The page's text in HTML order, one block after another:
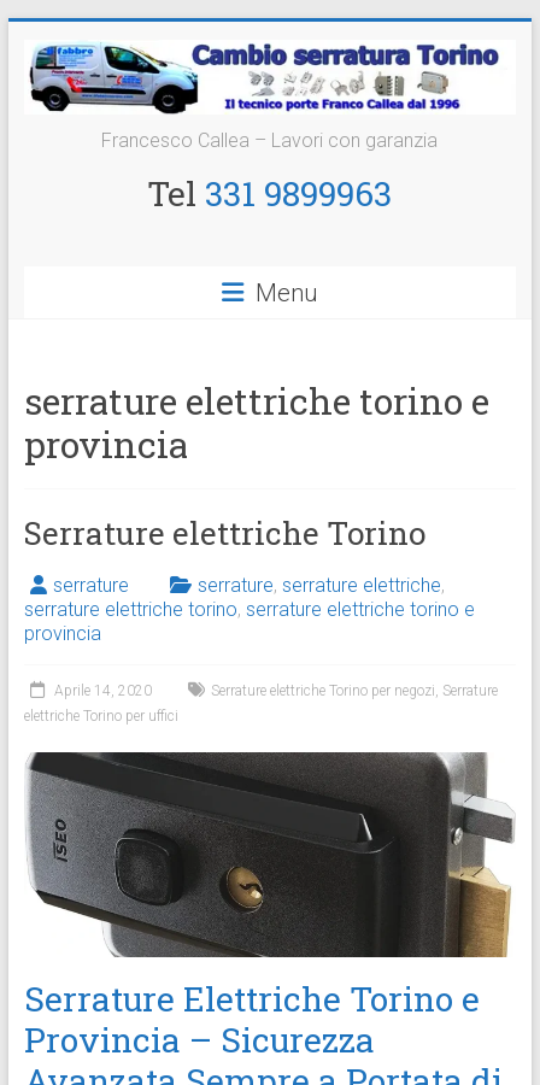
contenuto
Cambio
Serratura
Francesco Callea – Lavori con garanzia
Tel 331 9899963
Menu
serrature elettriche torino e
provincia
Serrature elettriche Torino
serrature serrature, serrature elettriche,
serrature elettriche torino, serrature elettriche torino e
provincia
Aprile 14, 2020 Serrature elettriche Torino per negozi, Serrature
elettriche Torino per uffici
Serrature Elettriche Torino e
Provincia – Sicurezza